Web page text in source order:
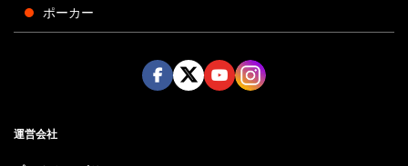
ポーカー
運営会社